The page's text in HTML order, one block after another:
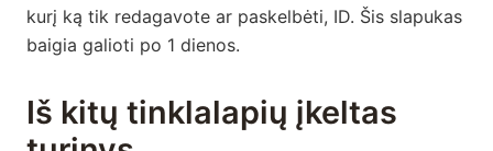
kurį ką tik redagavote ar paskelbėti, ID. Šis slapukas
baigia galioti po 1 dienos.
Iš kitų tinklalapių įkeltas